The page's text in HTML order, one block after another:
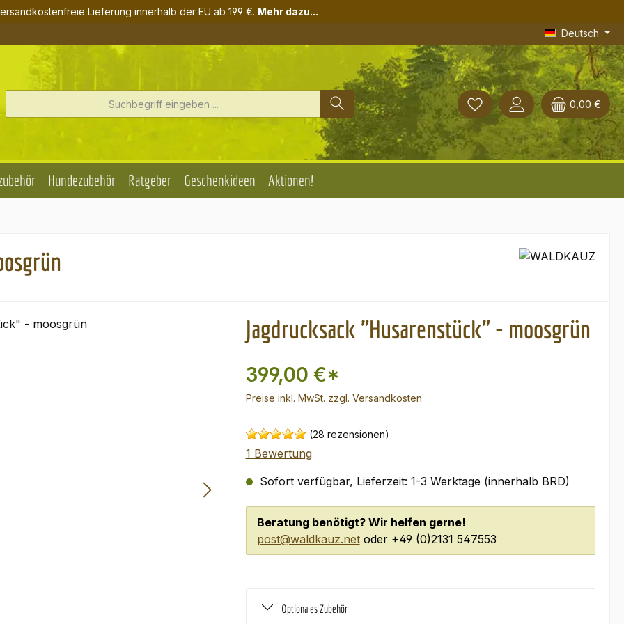
Lieferung innerhalb der EU ab 199 €. Mehr dazu...
Deutsch
0,00 €
Hundezubehör Ratgeber Geschenkideen Aktionen!
Jagdrucksack "Husarenstück" - moosgrün
399,00 €*
Preise inkl. MwSt. zzgl. Versandkosten
(28 rezensionen)
1 Bewertung
Sofort verfügbar, Lieferzeit: 1-3 Werktage (innerhalb BRD)
Beratung benötigt? Wir helfen gerne!
post@waldkauz.netoder +49 (0)2131 547553
Optionales Zubehör